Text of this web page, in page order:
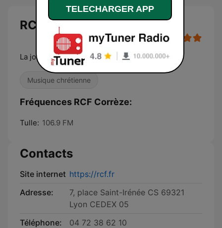
RCF Corrèze
La joie se partage
Musique chrétienne
Fréquences RCF Corrèze:
Tulle: 106.9 FM
Contacts
Site internet https://rcf.fr
Adresse:
7, place Saint-Irénée CS 69321
Lyon CEDEX 05
Téléphone:
04 72 38 62 10
TELECHARGER APP